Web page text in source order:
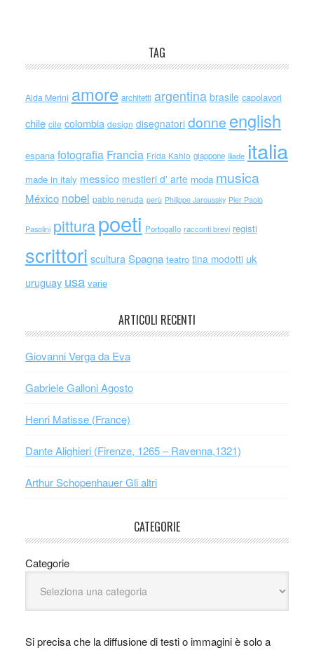
TAG
Alda Merini amore architetti argentina brasile capolavori
chile cile colombia design disegnatori donne english
espana fotografia Francia Frida Kahlo giappone iliade italia
made in italy messico mestieri d' arte moda musica
México nobel pablo neruda perù Philippe Jaroussky Pier Paolo
Pasolini pitturapoeti Portogallo racconti brevi registi
scrittori sculturaSpagna teatro tina modotti uk
uruguay usa varie
ARTICOLI RECENTI
Giovanni Verga da Eva
Gabriele Galloni Agosto
Henri Matisse (France)
Dante Alighieri (Firenze, 1265 – Ravenna,1321)
Arthur Schopenhauer Gli altri
CATEGORIE
Categorie
Si precisa che la diffusione di testi o immagini è solo a